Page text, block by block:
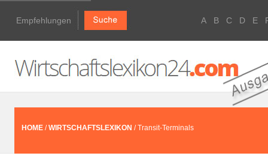
Empfehlungen A B C D E
HOME /WIRTSCHAFTSLEXIKON / Transit-Terminals